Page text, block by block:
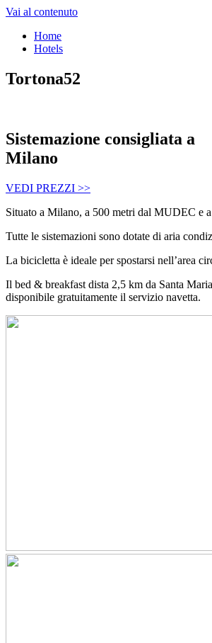
Vai al contenuto
Home
Hotels
Tortona52
Sistemazione consigliata a
Milano
VEDI PREZZI >>
Situato a Milano, a 500 metri dal MUDEC e
Tutte le sistemazioni sono dotate di aria
La bicicletta è ideale per spostarsi nell’area
Il bed & breakfast dista 2,5 km da Santa
disponibile gratuitamente il servizio navetta.